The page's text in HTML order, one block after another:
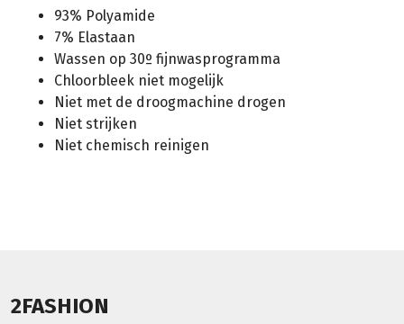
93% Polyamide
7% Elastaan
Wassen op 30º fijnwasprogramma
Chloorbleek niet mogelijk
Niet met de droogmachine drogen
Niet strijken
Niet chemisch reinigen
2FASHION